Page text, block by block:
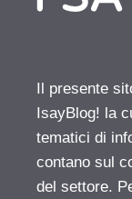
Il presente
IsayBlog! la
tematici di
contano sul
del settore.